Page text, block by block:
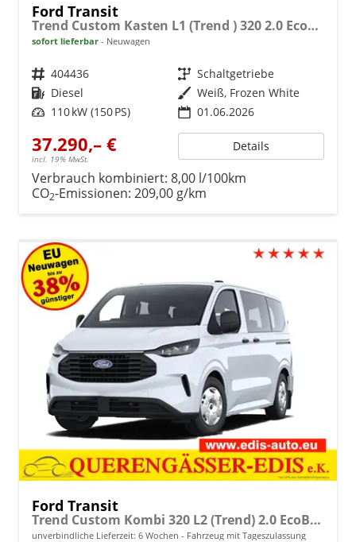
Ford Transit
Trend Custom Kasten L1 (Trend ) 320 2.0 EcoBlue 110kW (150 PS) 6-Gang-Schaltgetriebe
sofort lieferbar Neuwagen
Fahrzeugnr. 404436 Getriebe Schaltgetriebe
Kraftstoff Diesel Außenfarbe Weiß, Frozen White
Leistung 110 kW (150 PS) 01.06.2026
37.290,– €
incl. 19% MwSt.
Details
Verbrauch kombiniert: 8,00 l/100km
CO2-Emissionen: 209,00 g/km
Ford Transit
Trend Custom Kombi 320 L2 (Trend) 2.0 EcoBlue 100kW (136 PS) 6-Gang Schaltgetriebe
unverbindliche Lieferzeit: 6 Wochen Fahrzeug mit Tageszulassung